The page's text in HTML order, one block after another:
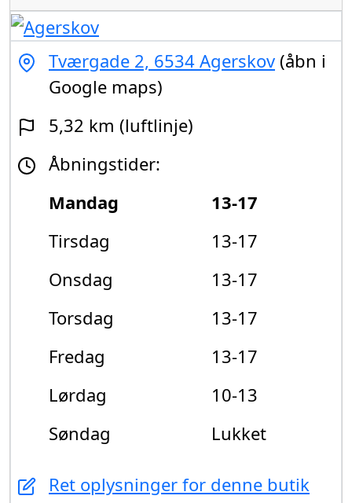
Tværgade 2, 6534 Agerskov (åbn i
Google maps)
5,32 km (luftlinje)
Åbningstider:
Mandag
13-17
Tirsdag
13-17
Onsdag
13-17
Torsdag
13-17
Fredag
13-17
Lørdag
10-13
Søndag
Lukket
Ret oplysninger for denne butik